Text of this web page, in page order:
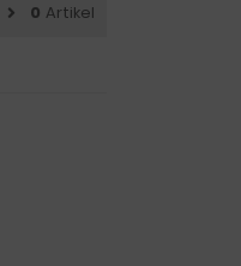
0 Artikel